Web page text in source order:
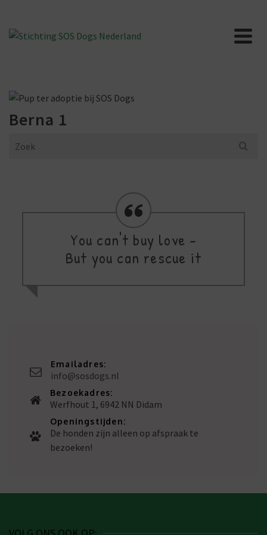
Berna 1
Search
You can't buy love -
But you can rescue it
Emailadres:
info@sosdogs.nl
Bezoekadres:
Werfhout 1, 6942 NN Didam
Openingstijden:
De honden zijn alleen op afspraak te
bezoeken!